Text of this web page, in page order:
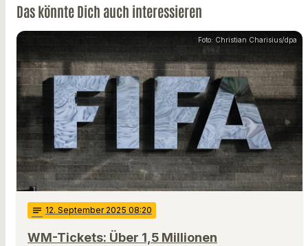
Das könnte Dich auch interessieren
Foto: Christian Charisius/dpa
notes 12. September 2025 08:20
WM-Tickets: Über 1,5 Millionen